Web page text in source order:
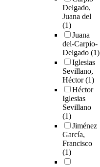
Delgado,
Juana del
(1)
Juana
del-Carpio-
Delgado (1)
Iglesias
Sevillano,
Héctor(1)
Héctor
Iglesias
Sevillano
(1)
Jiménez
García,
Francisco
(1)